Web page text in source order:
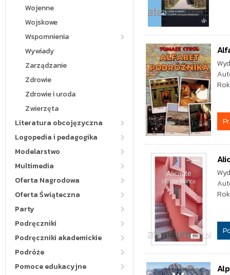
Wojenne
Wojskowe
Wspomnienia
Wywiady
Zarządzanie
Zdrowie
Zdrowie i uroda
Zwierzęta
Literatura obcojęzyczna
Logopedia i pedagogika
Modelarstwo
Multimedia
Oferta Nagrodowa
Oferta Świąteczna
Party
Podręczniki
Podręczniki akademickie
Podróże
Pomoce edukacyjne